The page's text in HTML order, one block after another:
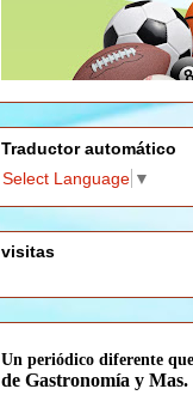
Traductor automático
Select Language ▼
visitas
Un periódico diferente
de Gastronomía y Mas.